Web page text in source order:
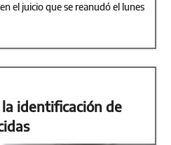
el juicio que se reanudó el lunes
identificación de